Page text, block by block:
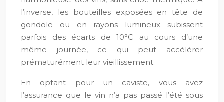
l’inverse, les bouteilles exposées en tête de
gondole ou en rayons lumineux subissent
parfois des écarts de 10°C au cours d’une
même journée, ce qui peut accélérer
prématurément leur vieillissement.
En optant pour un caviste, vous avez
l’assurance que le vin n’a pas passé l’été sous